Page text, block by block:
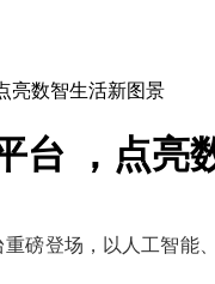
亮数智生活新图景
台 ，点亮
磅登场，以人工智